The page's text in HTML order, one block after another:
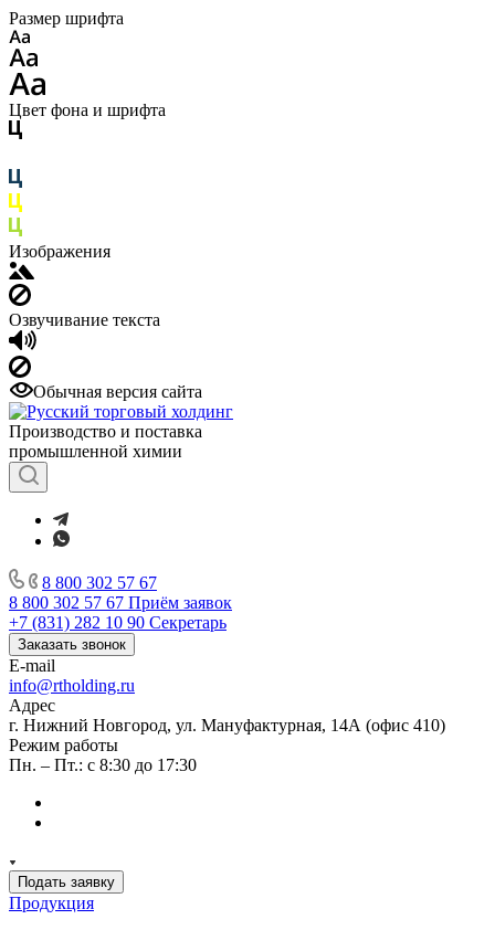
Размер шрифта
Цвет фона и шрифта
Изображения
Озвучивание текста
Обычная версия сайта
Производство и поставка
промышленной химии
8 800 302 57 67
8 800 302 57 67 Приём заявок
+7 (831) 282 10 90 Секретарь
Заказать звонок
E-mail
info@rtholding.ru
Адрес
г. Нижний Новгород, ул. Мануфактурная, 14А (офис 410)
Режим работы
Пн. – Пт.: с 8:30 до 17:30
Подать заявку
Продукция